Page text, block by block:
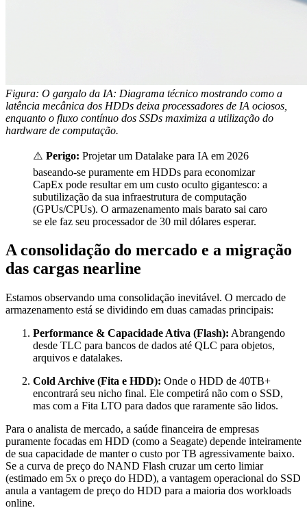
Figura: O gargalo da IA: Diagrama técnico mostrando como a
latência mecânica dos HDDs deixa processadores de IA ociosos,
enquanto o fluxo contínuo dos SSDs maximiza a utilização do
hardware de computação.
⚠️ Perigo: Projetar um Datalake para IA em 2026
baseando-se puramente em HDDs para economizar
CapEx pode resultar em um custo oculto gigantesco: a
subutilização da sua infraestrutura de computação
(GPUs/CPUs). O armazenamento mais barato sai caro
se ele faz seu processador de 30 mil dólares esperar.
A consolidação do mercado e a migração
das cargas nearline
Estamos observando uma consolidação inevitável. O mercado de
armazenamento está se dividindo em duas camadas principais:
Performance & Capacidade Ativa (Flash): Abrangendo
desde TLC para bancos de dados até QLC para objetos,
arquivos e datalakes.
Cold Archive (Fita e HDD): Onde o HDD de 40TB+
encontrará seu nicho final. Ele competirá não com o SSD,
mas com a Fita LTO para dados que raramente são lidos.
Para o analista de mercado, a saúde financeira de empresas
puramente focadas em HDD (como a Seagate) depende inteiramente
de sua capacidade de manter o custo por TB agressivamente baixo.
Se a curva de preço do NAND Flash cruzar um certo limiar
(estimado em 5x o preço do HDD), a vantagem operacional do SSD
anula a vantagem de preço do HDD para a maioria dos workloads
online.